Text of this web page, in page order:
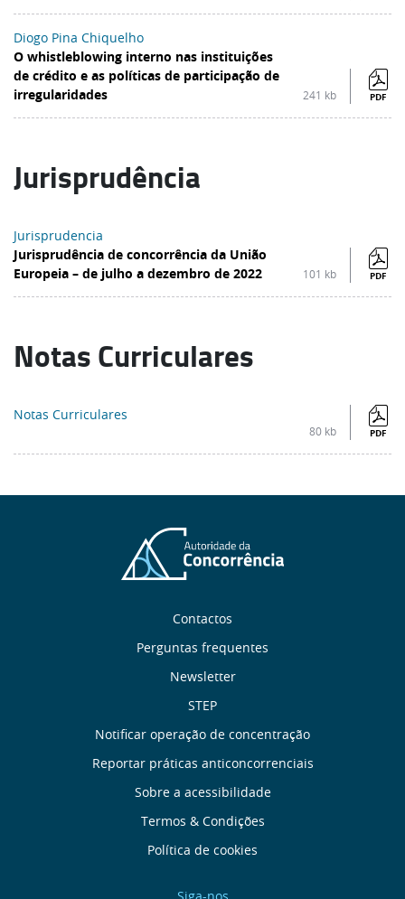
Diogo Pina Chiquelho
O whistleblowing interno nas instituições
de crédito e as políticas de participação de
irregularidades
241 kb PDF
Jurisprudência
Jurisprudencia
Jurisprudência de concorrência da União
Europeia – de julho a dezembro de 2022
101 kb PDF
Notas Curriculares
Notas Curriculares
80 kb PDF
Contactos
Perguntas frequentes
Newsletter
STEP
Notificar operação de concentração
Reportar práticas anticoncorrenciais
Sobre a acessibilidade
Termos & Condições
Política de cookies